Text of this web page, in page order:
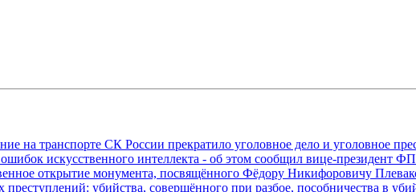
на транспорте СК России прекратило уголовное дело и уголовное
искусственного интеллекта - об этом сообщил вице-президент
открытие монумента, посвящённого Фёдору Никифоровичу
убийства, совершённого при разбое, пособничества в